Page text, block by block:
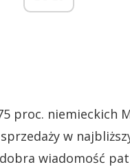
proc. niemieckich
w
wiadomość